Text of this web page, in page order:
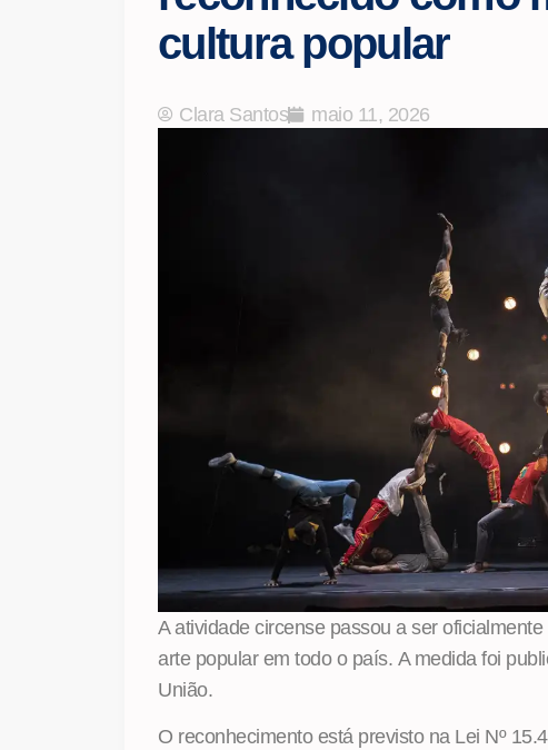
cultura popular
Clara Santos maio 11, 2026
A atividade circense passou a ser
arte popular em todo o país. A medida foi
União.
O reconhecimento está previsto na Lei Nº